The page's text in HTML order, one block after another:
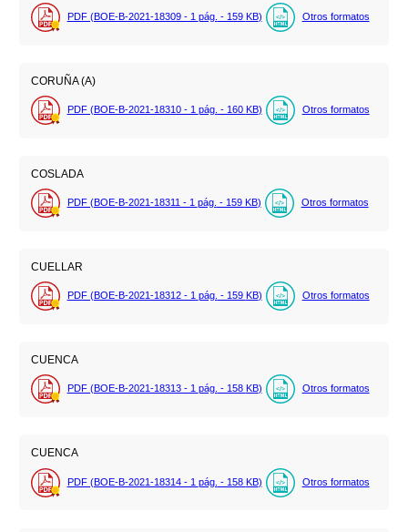
PDF (BOE-B-2021-18309 - 1 pág. - 159 KB) Otros formatos
CORUÑA (A)
PDF (BOE-B-2021-18310 - 1 pág. - 160 KB) Otros formatos
COSLADA
PDF (BOE-B-2021-18311 - 1 pág. - 159 KB) Otros formatos
CUELLAR
PDF (BOE-B-2021-18312 - 1 pág. - 159 KB) Otros formatos
CUENCA
PDF (BOE-B-2021-18313 - 1 pág. - 158 KB) Otros formatos
CUENCA
PDF (BOE-B-2021-18314 - 1 pág. - 158 KB) Otros formatos